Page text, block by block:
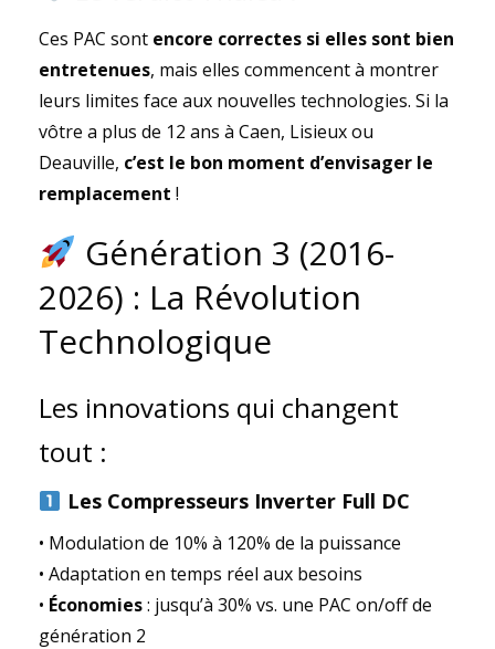
Ces PAC sont encore correctes si elles sont bien
entretenues, mais elles commencent à montrer
leurs limites face aux nouvelles technologies. Si la
vôtre a plus de 12 ans à Caen, Lisieux ou
Deauville, c’est le bon moment d’envisager le
remplacement !
Génération 3 (2016-
2026) : La Révolution
Technologique
Les innovations qui changent
tout :
Les Compresseurs Inverter Full DC
• Modulation de 10% à 120% de la puissance
• Adaptation en temps réel aux besoins
• Économies: jusqu’à 30% vs. une PAC on/off de
génération 2